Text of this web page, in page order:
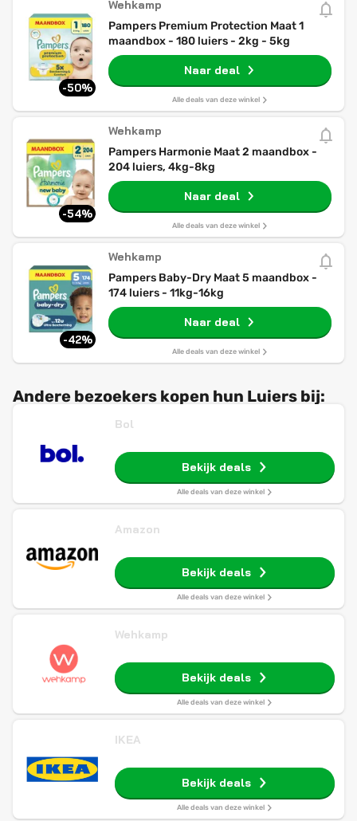
-50%
Wehkamp
Pampers Premium Protection Maat 1
maandbox - 180 luiers - 2kg - 5kg
Naar deal
Alle deals van deze winkel
-54%
Wehkamp
Pampers Harmonie Maat 2 maandbox -
204 luiers, 4kg-8kg
Naar deal
Alle deals van deze winkel
-42%
Wehkamp
Pampers Baby-Dry Maat 5 maandbox -
174 luiers - 11kg-16kg
Naar deal
Alle deals van deze winkel
Andere bezoekers kopen hun Luiers bij:
Bol
Bekijk deals
Alle deals van deze winkel
Amazon
Bekijk deals
Alle deals van deze winkel
Wehkamp
Bekijk deals
Alle deals van deze winkel
IKEA
Bekijk deals
Alle deals van deze winkel